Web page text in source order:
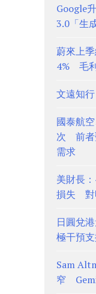
Google
3.0「生
蔚來上
4% 毛
文遠知
國泰航
次 前者
需求
美財長
損失 對
日圓兌
極干預
Sam
窄